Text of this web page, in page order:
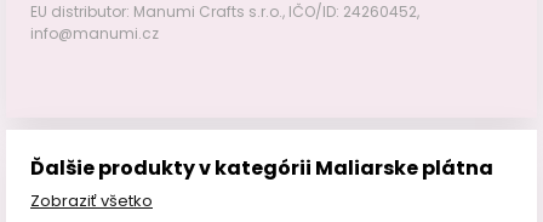
EU distributor: Manumi Crafts s.r.o., IČO/ID: 24260452,
info@manumi.cz
Ďalšie produkty v kategórii Maliarske plátna
Zobraziť všetko